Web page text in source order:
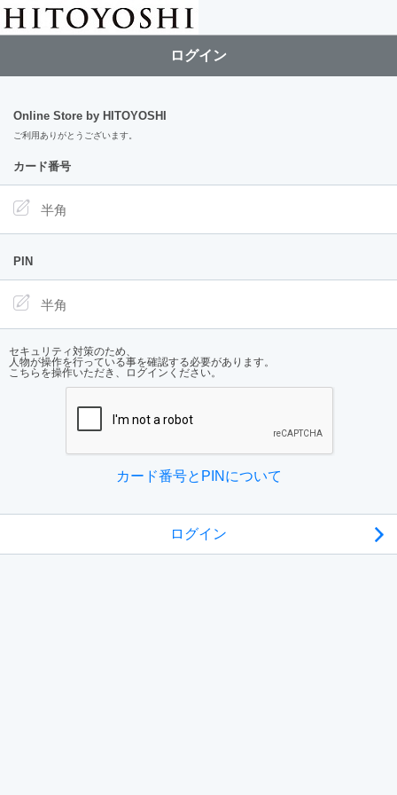
ログイン
Online Store by HITOYOSHI
ご利用ありがとうございます。
カード番号
PIN
セキュリティ対策のため、
人物が操作を行っている事を確認する必要があります。
こちらを操作いただき、ログインください。
カード番号とPINについて